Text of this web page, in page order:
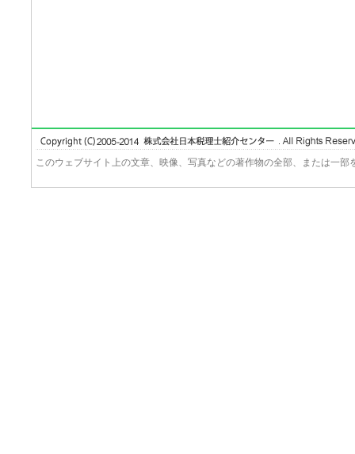
このウェブサイト上の文章、映像、写真などの著作物の全部、または一